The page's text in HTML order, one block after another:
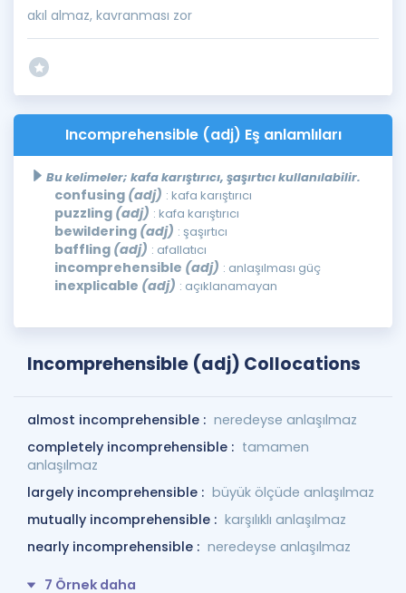
akıl almaz, kavranması zor
Incomprehensible (adj) Eş anlamlıları
Bu kelimeler; kafa karıştırıcı, şaşırtıcı kullanılabilir.
confusing (adj) : kafa karıştırıcı
puzzling (adj) : kafa karıştırıcı
bewildering (adj) : şaşırtıcı
baffling (adj) : afallatıcı
incomprehensible (adj) : anlaşılması güç
inexplicable (adj) : açıklanamayan
Incomprehensible (adj) Collocations
almost incomprehensible : neredeyse anlaşılmaz
completely incomprehensible : tamamen
anlaşılmaz
largely incomprehensible : büyük ölçüde anlaşılmaz
mutually incomprehensible : karşılıklı anlaşılmaz
nearly incomprehensible : neredeyse anlaşılmaz
7 Örnek daha